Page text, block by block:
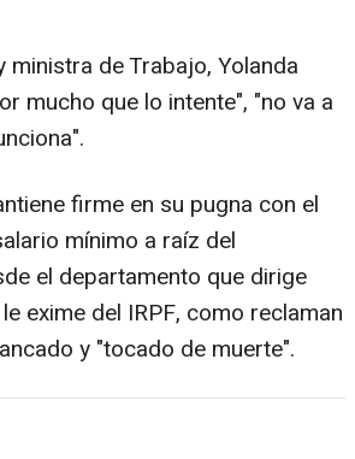
de Trabajo, Yolanda
mucho que lo intente", "no va a
firme en su pugna con el
mínimo a raíz del
el departamento que dirige
exime del IRPF, como reclaman
y "tocado de muerte".